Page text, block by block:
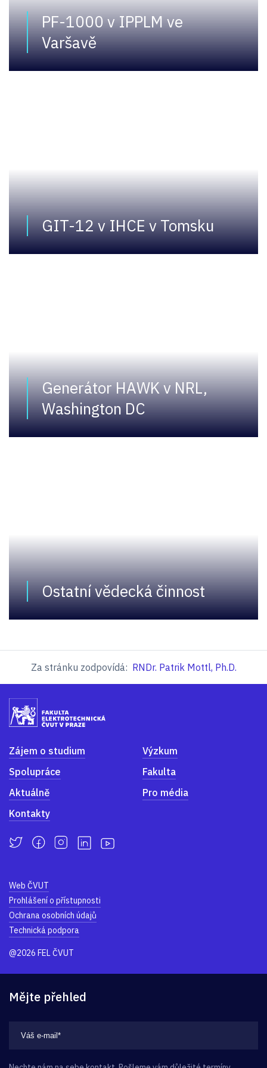
PF-1000 v IPPLM ve
Varšavě
GIT-12 v IHCE v Tomsku
Generátor HAWK v NRL,
Washington DC
Ostatní vědecká činnost
Za stránku zodpovídá: RNDr. Patrik Mottl, Ph.D.
Zájem o studium
Výzkum
Spolupráce
Fakulta
Aktuálně
Pro média
Kontakty
Web ČVUT
Prohlášení o přístupnosti
Ochrana osobních údajů
Technická podpora
@2026 FEL ČVUT
Mějte přehled